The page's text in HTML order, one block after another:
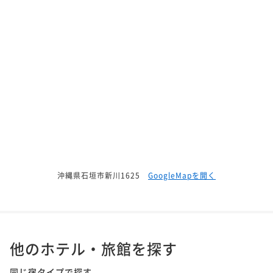
沖縄県石垣市新川1625 GoogleMapを開く
他のホテル・旅館を探す